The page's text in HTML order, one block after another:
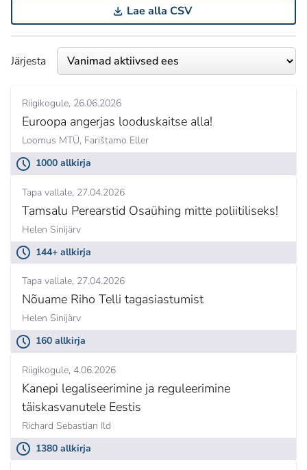
Lae alla CSV
Järjesta
Riigikogule 26.06.2026
Euroopa angerjas looduskaitse alla!
Loomus MTÜ, Farištamo Eller
1000 allkirja
Tapa vallale 27.04.2026
Tamsalu Perearstid Osaühing mitte poliitiliseks!
Helen Sinijärv
144+ allkirja
Tapa vallale 27.04.2026
Nõuame Riho Telli tagasiastumist
Helen Sinijärv
160 allkirja
Riigikogule 4.06.2026
Kanepi legaliseerimine ja reguleerimine
täiskasvanutele Eestis
Richard Sebastian Ild
1380 allkirja